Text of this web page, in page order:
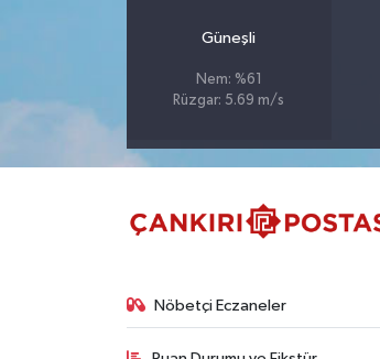
Güneşli
Nem: %61
Rüzgar: 5.69 m/s
Nöbetçi Eczaneler